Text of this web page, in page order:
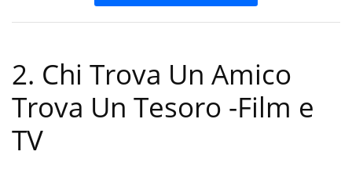
2. Chi Trova Un Amico
Trova Un Tesoro -Film e
TV